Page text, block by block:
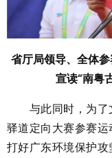
省厅局领导、全体
宣读“南粤
与此同时，为了
驿道定向大赛参赛运
打好广东环境保护攻